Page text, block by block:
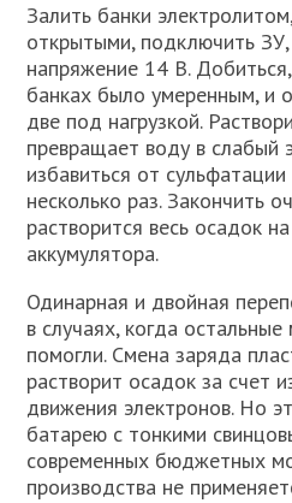
Залить банки
открытыми, подключить ЗУ,
напряжение 14 В.
банках было умеренным, и
две под нагрузкой.
превращает воду в слабый
избавиться от
несколько раз. Закончить
растворится весь осадок
аккумулятора.
Одинарная и двойная
в случаях, когда
помогли. Смена заряда
растворит осадок за счет
движения электронов. Но
батарею с тонкими
современных бюджетных
производства не